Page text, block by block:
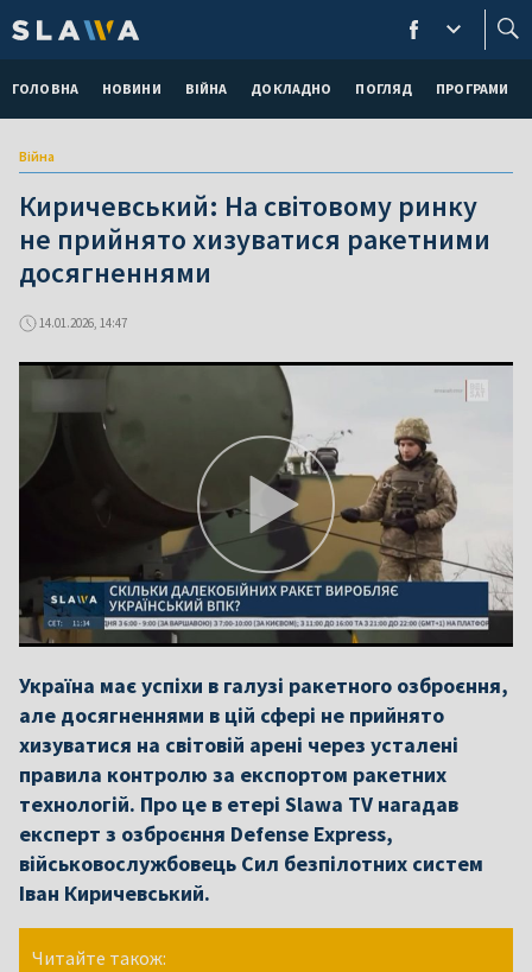
ГОЛОВНА НОВИНИ ВІЙНА ДОКЛАДНО ПОГЛЯД ПРОГРАМИ
Війна
Киричевський: На світовому ринку
не прийнято хизуватися ракетними
досягненнями
14.01.2026, 14:47
Україна має успіхи в галузі ракетного озброєння,
але досягненнями в цій сфері не прийнято
хизуватися на світовій арені через усталені
правила контролю за експортом ракетних
технологій. Про це в етері Slawa TV нагадав
експерт з озброєння Defense Express,
військовослужбовець Сил безпілотних систем
Іван Киричевський.
Читайте також: